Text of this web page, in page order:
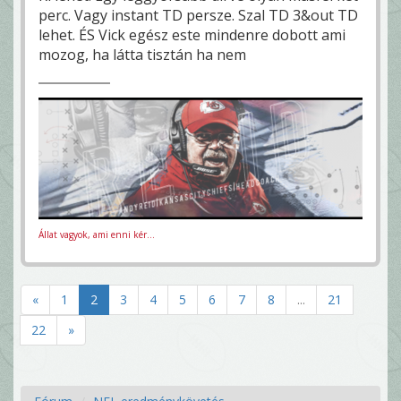
perc. Vagy instant TD persze. Szal TD 3&out TD
lehet. ÉS Vick egész este mindenre dobott ami
mozog, ha látta tisztán ha nem
Állat vagyok, ami enni kér...
« 1 2 3 4 5 6 7 8 ...
21
22
»